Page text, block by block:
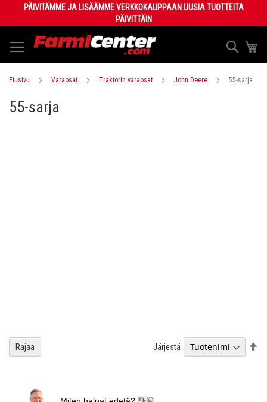
Content
PÄIVITÄMME JA LISÄÄMME VERKKOKAUPPAAN UUSIA TUOTTEITA
PÄIVITTÄIN
Haku
Etusivu Varaosat Traktorin varaosat John Deere 55-sarja
55-sarja
Järjestä
Rajaa